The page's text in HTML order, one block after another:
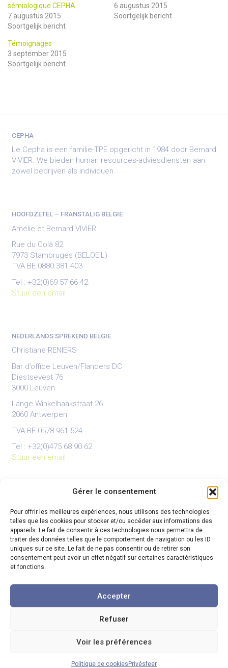
Gérer le consentement
Pour offrir les meilleures expériences, nous utilisons des technologies
telles que les cookies pour stocker et/ou accéder aux informations des
appareils. Le fait de consentir à ces technologies nous permettra de
traiter des données telles que le comportement de navigation ou les ID
uniques sur ce site. Le fait de ne pas consentir ou de retirer son
consentement peut avoir un effet négatif sur certaines caractéristiques
et fonctions.
Accepter
Refuser
Voir les préférences
Politique de cookies Privésfeer
sémiologique CEPHA
7 augustus 2015
Soortgelijk bericht
6 augustus 2015
Soortgelijk bericht
Témoignages
3 september 2015
Soortgelijk bericht
CEPHA
Le Cepha is een familie-TPE opgericht in 1984 door Bernard
VIVIER. We bieden human resources-adviesdiensten aan
zowel bedrijven als individuen.
HOOFDZETEL – FRANSTALIG BELGIË
Amélie et Bernard VIVIER
Rue du Colâ 82
7973 Stambruges (BELOEIL)
TVA BE 0880.381.403
Tel : +32(0)69 57 66 42
Stuur een email
NEDERLANDS SPREKEND BELGIË
Christiane RENIERS
Bar d’office Leuven/Flanders DC
Diestsevest 76
3000 Leuven
Lange Winkelhaakstraat 26
2060 Antwerpen
TVA BE 0578.961.524
Tel : +32(0)475 68 90 62
Stuur een email
Bureau principal :
Rue du Colâ 82 à 7973 Beloeil
GSM : +32(0)474 80 22 19
Site web :www.cepha-rh.com
Envoyer un mail
Beloeil – Charleroi – Wavre